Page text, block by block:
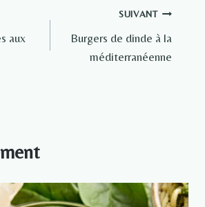
aux
SUIVANT
Burgers de dinde à la
méditerranéenne